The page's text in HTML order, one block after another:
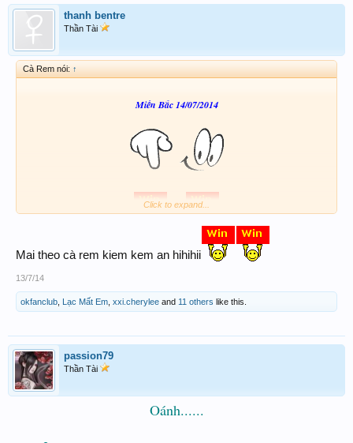
thanh bentre
Thần Tài
Cà Rem nói: ↑
Miền Bắc 14/07/2014
Click to expand...
Mai theo cà rem kiem kem an hihihii
13/7/14
okfanclub Lạc Mất Em xxi.cherylee and 11 others like this.
passion79
Thần Tài
Oánh......​